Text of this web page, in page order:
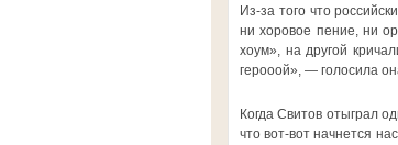
Из-за того что
ни хоровое пение, ни
хоум», на другой
герооой», — голосила
Когда Свитов отыграл
что вот-вот начнется